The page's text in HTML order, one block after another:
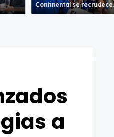
Continental se recrudece
en la Sub-18 en ambas
a